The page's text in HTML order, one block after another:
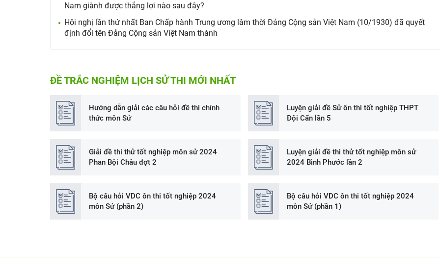
Nam giành được thắng lợi nào sau đây?
Hội nghị lần thứ nhất Ban Chấp hành Trung ương lâm thời Đảng Cộng sản Việt Nam (10/1930) đã quyết
định đổi tên Đảng Cộng sản Việt Nam thành
ĐỀ TRẮC NGHIỆM LỊCH SỬ THI MỚI NHẤT
Hướng dẫn giải các câu hỏi đề thi chính
thức môn Sử
Luyện giải đề Sử ôn thi tốt nghiệp THPT
Đội Cấn lần 5
Giải đề thi thử tốt nghiệp môn sử 2024
Phan Bội Châu đợt 2
Luyện giải đề thi thử tốt nghiệp môn sử
2024 Bình Phước lần 2
Bộ câu hỏi VDC ôn thi tốt nghiệp 2024
môn Sử (phần 2)
Bộ câu hỏi VDC ôn thi tốt nghiệp 2024
môn Sử (phần 1)